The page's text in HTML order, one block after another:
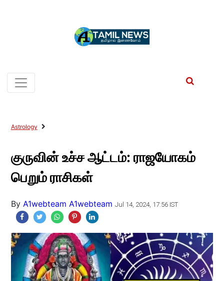
Astrology
குருவின் உச்ச ஆட்டம்: ராஜயோகம்
பெறும் ராசிகள்
By A1webteam A1webteam Jul 14, 2024, 17:56 IST